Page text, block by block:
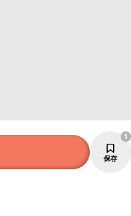
保存
1